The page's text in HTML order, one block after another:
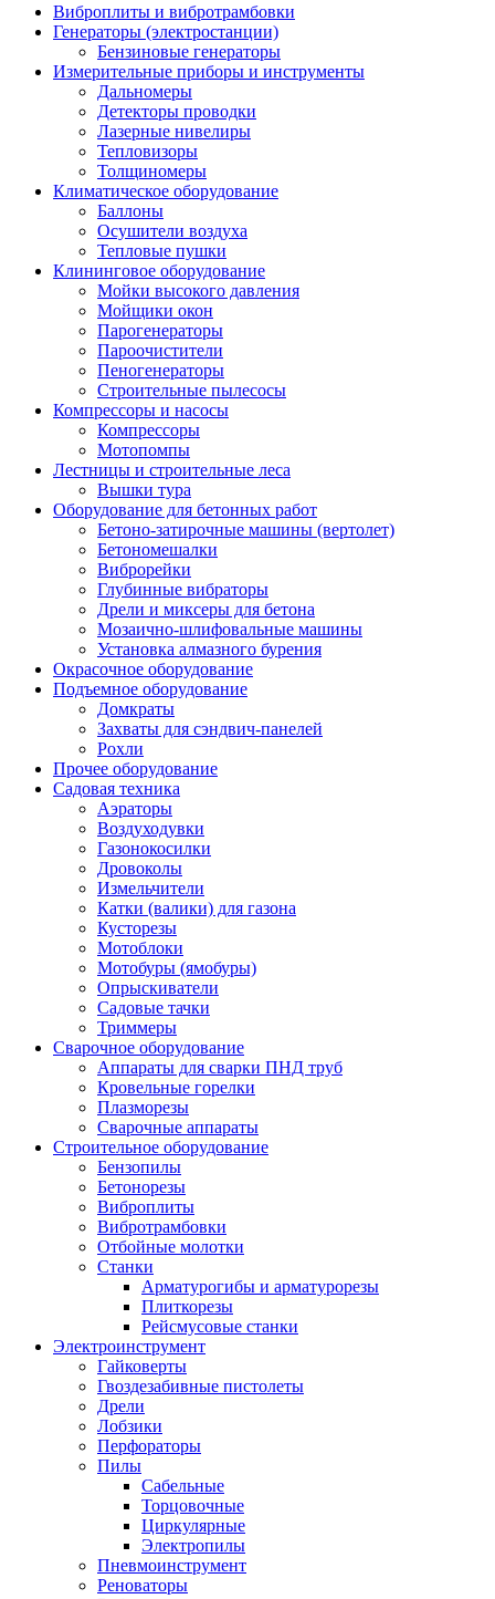
Виброплиты и вибротрамбовки
Генераторы (электростанции)
Бензиновые генераторы
Измерительные приборы и инструменты
Дальномеры
Детекторы проводки
Лазерные нивелиры
Тепловизоры
Толщиномеры
Климатическое оборудование
Баллоны
Осушители воздуха
Тепловые пушки
Клининговое оборудование
Мойки высокого давления
Мойщики окон
Парогенераторы
Пароочистители
Пеногенераторы
Строительные пылесосы
Компрессоры и насосы
Компрессоры
Мотопомпы
Лестницы и строительные леса
Вышки тура
Оборудование для бетонных работ
Бетоно-затирочные машины (вертолет)
Бетономешалки
Виброрейки
Глубинные вибраторы
Дрели и миксеры для бетона
Мозаично-шлифовальные машины
Установка алмазного бурения
Окрасочное оборудование
Подъемное оборудование
Домкраты
Захваты для сэндвич-панелей
Рохли
Прочее оборудование
Садовая техника
Аэраторы
Воздуходувки
Газонокосилки
Дровоколы
Измельчители
Катки (валики) для газона
Кусторезы
Мотоблоки
Мотобуры (ямобуры)
Опрыскиватели
Садовые тачки
Триммеры
Сварочное оборудование
Аппараты для сварки ПНД труб
Кровельные горелки
Плазморезы
Сварочные аппараты
Строительное оборудование
Бензопилы
Бетонорезы
Виброплиты
Вибротрамбовки
Отбойные молотки
Станки
Арматурогибы и арматурорезы
Плиткорезы
Рейсмусовые станки
Электроинструмент
Гайковерты
Гвоздезабивные пистолеты
Дрели
Лобзики
Перфораторы
Пилы
Сабельные
Торцовочные
Циркулярные
Электропилы
Пневмоинструмент
Реноваторы